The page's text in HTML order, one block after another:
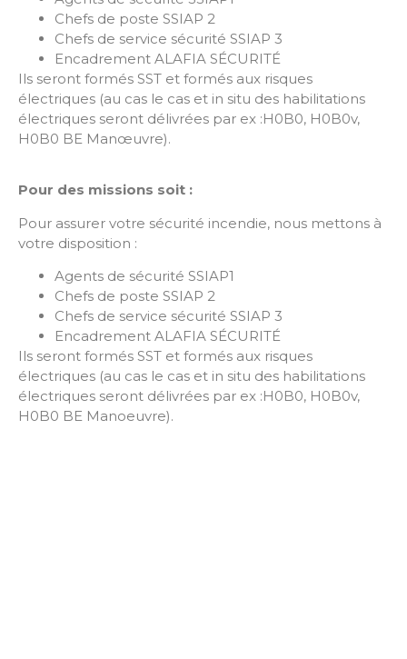
Chefs de poste SSIAP 2
Chefs de service sécurité SSIAP 3
Encadrement ALAFIA SÉCURITÉ
Ils seront formés SST et formés aux risques
électriques (au cas le cas et in situ des habilitations
électriques seront délivrées par ex :H0B0, H0B0v,
H0B0 BE Manœuvre).
Pour des missions soit :
Pour assurer votre sécurité incendie, nous mettons à
votre disposition :
Agents de sécurité SSIAP1
Chefs de poste SSIAP 2
Chefs de service sécurité SSIAP 3
Encadrement ALAFIA SÉCURITÉ
Ils seront formés SST et formés aux risques
électriques (au cas le cas et in situ des habilitations
électriques seront délivrées par ex :H0B0, H0B0v,
H0B0 BE Manoeuvre).